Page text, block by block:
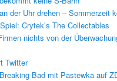
der Uhr drehen – Sommerzeit
Crytek’s The Collectables
nichts von der
Twitter
Bad mit Pastewka auf